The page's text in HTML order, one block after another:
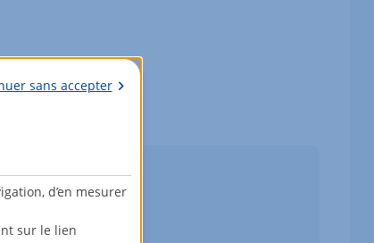
sans accepter
d’en mesurer
sur le lien